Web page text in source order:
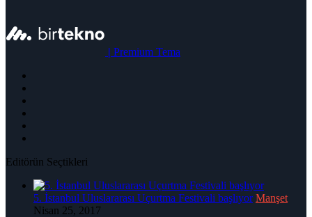
| Premium Tema
Editörün Seçtikleri
5. İstanbul Uluslararası Uçurtma Festivali başlıyor Manşet
Nisan 25, 2017